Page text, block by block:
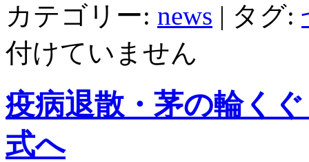
カテゴリー: news | タグ:
付けていません
疫病退散・茅の輪く
式へ